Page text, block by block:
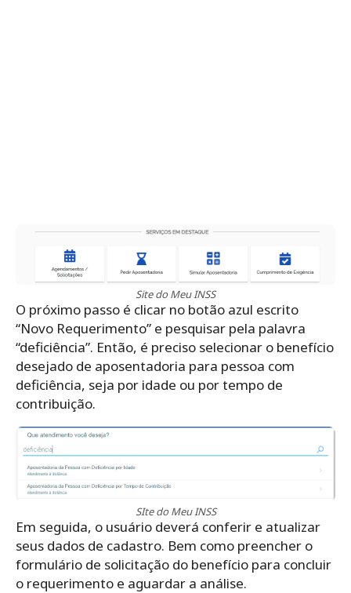
Site do Meu INSS
O próximo passo é clicar no botão azul escrito
“Novo Requerimento” e pesquisar pela palavra
“deficiência”. Então, é preciso selecionar o benefício
desejado de aposentadoria para pessoa com
deficiência, seja por idade ou por tempo de
contribuição.
SIte do Meu INSS
Em seguida, o usuário deverá conferir e atualizar
seus dados de cadastro. Bem como preencher o
formulário de solicitação do benefício para concluir
o requerimento e aguardar a análise.